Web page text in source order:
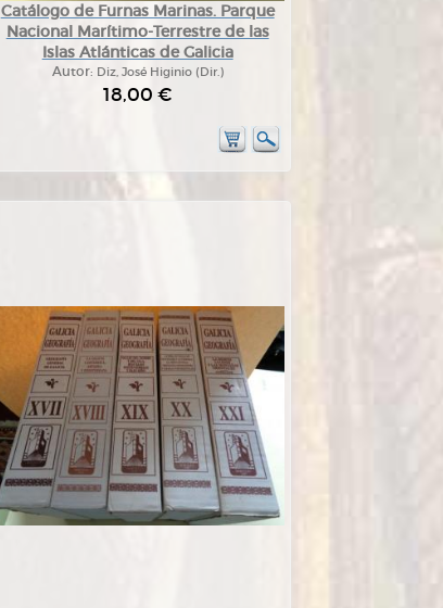
Catálogo de Furnas Marinas. Parque
Nacional Marítimo-Terrestre de las
Islas Atlánticas de Galicia
Autor: Diz, José Higinio (Dir.)
18,00 €